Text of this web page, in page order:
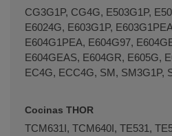
CG3G1P, CG4G, E503G1P,
E6024G, E603G1P,
E604G1PEA, E604G97,
E604GEAS, E604GR, E605G,
EC4G, ECC4G, SM, SM3G1P,
Cocinas THOR
TCM631I, TCM640I, TE531,